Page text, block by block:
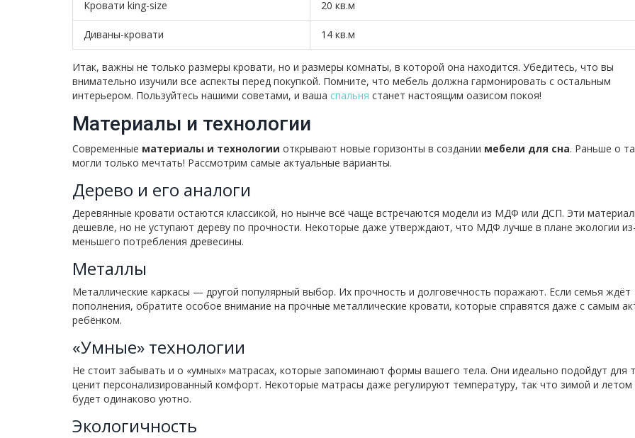
Кровати king-size 20 кв.м
Диваны-кровати 14 кв.м
Итак, важны не только размеры кровати, но и размеры комнаты, в которой она находится. Убедитесь, что вы
внимательно изучили все аспекты перед покупкой. Помните, что мебель должна гармонировать с остальным
интерьером. Пользуйтесь нашими советами, и ваша спальня станет настоящим оазисом покоя!
Материалы и технологии
Современные материалы и технологии открывают новые горизонты в создании мебели для сна. Раньше о
могли только мечтать! Рассмотрим самые актуальные варианты.
Дерево и его аналоги
Деревянные кровати остаются классикой, но нынче всё чаще встречаются модели из МДФ или ДСП. Эти
дешевле, но не уступают дереву по прочности. Некоторые даже утверждают, что МДФ лучше в плане экологии
меньшего потребления древесины.
Металлы
Металлические каркасы — другой популярный выбор. Их прочность и долговечность поражают. Если семья ждёт
пополнения, обратите особое внимание на прочные металлические кровати, которые справятся даже с самым
ребёнком.
«Умные» технологии
Не стоит забывать и о «умных» матрасах, которые запоминают формы вашего тела. Они идеально подойдут для
ценит персонализированный комфорт. Некоторые матрасы даже регулируют температуру, так что зимой и летом
будет одинаково уютно.
Экологичность